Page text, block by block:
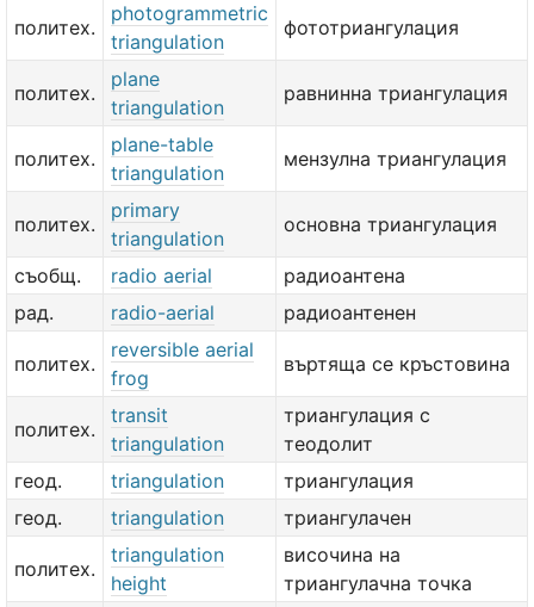
политех.
photogrammetric
triangulation
фототриангулация
политех.
plane
triangulation
равнинна триангулация
политех.
plane-table
triangulation
мензулна триангулация
политех.
primary
triangulation
основна триангулация
съобщ. radio aerial
радиоантена
рад.
radio-aerial радиоантенен
политех.
reversible aerial
frog
въртяща се кръстовина
политех.
transit
triangulation
триангулация с
теодолит
геод.
triangulation
триангулация
геод.
triangulation триангулачен
политех.
triangulation
height
височина на
триангулачна точка